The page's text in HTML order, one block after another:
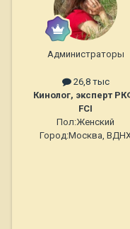
Администраторы
26,8 тыс
Кинолог, эксперт
FCI
Пол:Женский
Город:Москва,